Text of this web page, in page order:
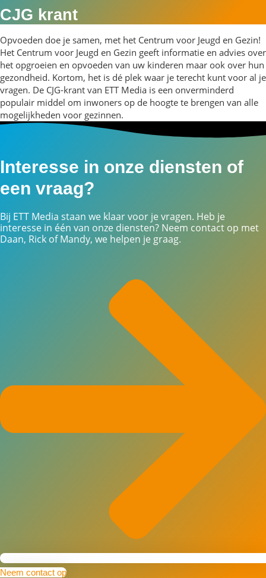
CJG krant
Opvoeden doe je samen, met het Centrum voor Jeugd en Gezin!
Het Centrum voor Jeugd en Gezin geeft informatie en advies over
het opgroeien en opvoeden van uw kinderen maar ook over hun
gezondheid. Kortom, het is dé plek waar je terecht kunt voor al je
vragen. De CJG-krant van ETT Media is een onverminderd
populair middel om inwoners op de hoogte te brengen van alle
mogelijkheden voor gezinnen.
Interesse in onze diensten of
een vraag?
Bij ETT Media staan we klaar voor je vragen. Heb je
interesse in één van onze diensten? Neem contact op met
Daan, Rick of Mandy, we helpen je graag.
Neem contact op